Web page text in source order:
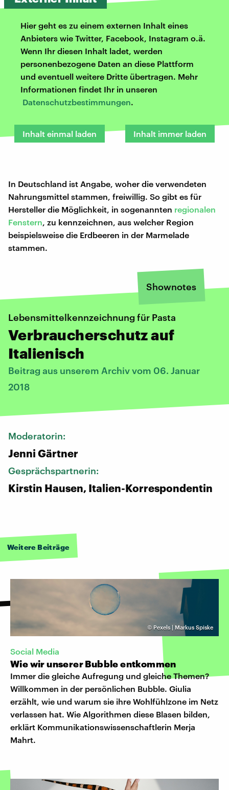
Hier geht es zu einem externen Inhalt eines
Anbieters wie Twitter, Facebook, Instagram o.ä.
Wenn Ihr diesen Inhalt ladet, werden
personenbezogene Daten an diese Plattform
und eventuell weitere Dritte übertragen. Mehr
Informationen findet Ihr in unseren
Datenschutzbestimmungen.
Inhalt einmal laden Inhalt immer laden
In Deutschland ist Angabe, woher die verwendeten
Nahrungsmittel stammen, freiwillig. So gibt es für
Hersteller die Möglichkeit, in sogenannten regionalen
Fenstern , zu kennzeichnen, aus welcher Region
beispielsweise die Erdbeeren in der Marmelade
stammen.
Shownotes
Lebensmittelkennzeichnung für Pasta
Verbraucherschutz auf
Italienisch
Beitrag aus unserem Archiv vom 06. Januar
2018
Moderatorin:
Jenni Gärtner
Gesprächspartnerin:
Kirstin Hausen, Italien-Korrespondentin
Weitere Beiträge
© Pexels | Markus Spiske
Social Media
Wie wir unserer Bubble entkommen
Immer die gleiche Aufregung und gleiche Themen?
Willkommen in der persönlichen Bubble. Giulia
erzählt, wie und warum sie ihre Wohlfühlzone im Netz
verlassen hat. Wie Algorithmen diese Blasen bilden,
erklärt Kommunikationswissenschaftlerin Merja
Mahrt.